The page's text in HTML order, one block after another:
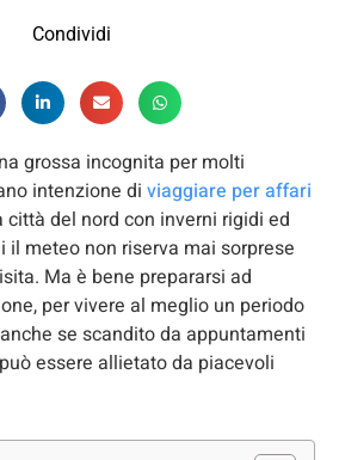
Condividi
grossa incognita per molti
intenzione di viaggiare per affari
città del nord con inverni rigidi ed
il meteo non riserva mai sorprese
Ma è bene prepararsi ad
per vivere al meglio un periodo
se scandito da appuntamenti
essere allietato da piacevoli